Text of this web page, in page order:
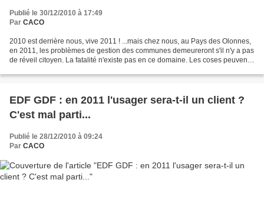
Publié le 30/12/2010 à 17:49
Par CACO
2010 est derrière nous, vive 2011 ! ...mais chez nous, au Pays des Olonnes,
en 2011, les problèmes de gestion des communes demeureront s'il n'y a pas
de réveil citoyen. La fatalité n'existe pas en ce domaine. Les coses peuvent
EDF GDF : en 2011 l'usager sera-t-il un client ?
C'est mal parti...
Publié le 28/12/2010 à 09:24
Par CACO